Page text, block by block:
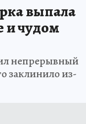
выпала
и чудом
непрерывный
заклинило из-